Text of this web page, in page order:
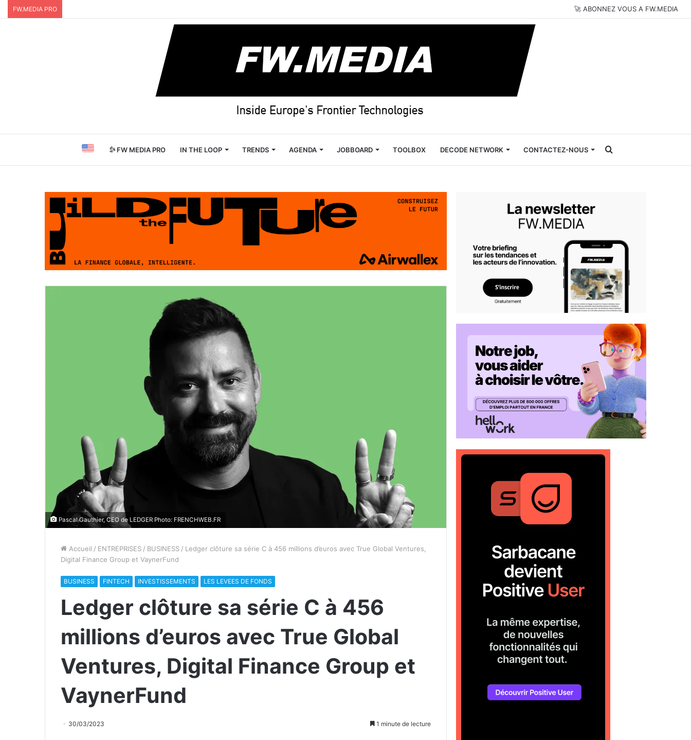
FW.MEDIA PRO 🚀 ABONNEZ VOUS A FW.MEDIA
FW MEDIA PRO IN THE LOOP TRENDS AGENDA JOBBOARD TOOLBOX DECODE NETWORK CONTACTEZ-NOUS Rechercher
Pascal Gauthier, CEO de LEDGER Photo: FRENCHWEB.FR
Accueil / ENTREPRISES / BUSINESS / Ledger clôture sa série C à 456 millions d’euros avec True Global Ventures,
Digital Finance Group et VaynerFund
BUSINESS FINTECH INVESTISSEMENTS LES LEVEES DE FONDS
Ledger clôture sa série C à 456
millions d’euros avec True Global
Ventures, Digital Finance Group et
VaynerFund
30/03/2023 1 minute de lecture